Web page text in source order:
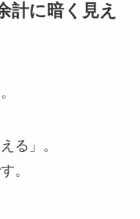
計に暗く見え
る」。
。